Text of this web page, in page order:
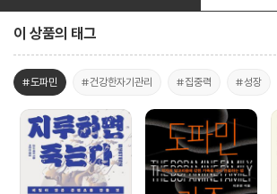
이 상품의 태그
#도파민 #건강한자기관리 #집중력 #성장